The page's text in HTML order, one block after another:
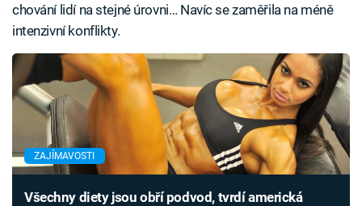
chování lidí na stejné úrovni… Navíc se zaměřila na méně
intenzivní konflikty.
ZAJÍMAVOSTI
Všechny diety jsou obří podvod, tvrdí americká